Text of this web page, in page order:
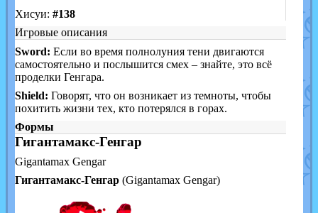
Хисуи: #138
Игровые описания
Sword: Если во время полнолуния тени двигаются
самостоятельно и послышится смех – знайте, это всё
проделки Генгара.
Shield: Говорят, что он возникает из темноты, чтобы
похитить жизни тех, кто потерялся в горах.
Формы
Гигантамакс-Генгар
Gigantamax Gengar
Гигантамакс-Генгар(Gigantamax Gengar)